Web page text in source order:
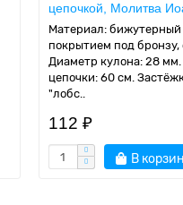
цепочкой, Молитва
Материал: бижутерный
покрытием под бронзу,
Диаметр кулона: 28
цепочки: 60 см.
"лобс..
112 ₽
В